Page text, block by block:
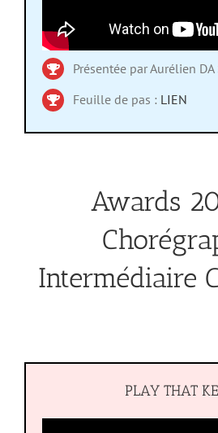
Présentée par Aurélien DA
Feuille de pas : LIEN
Awards
Intermédiaire
PLAY THAT